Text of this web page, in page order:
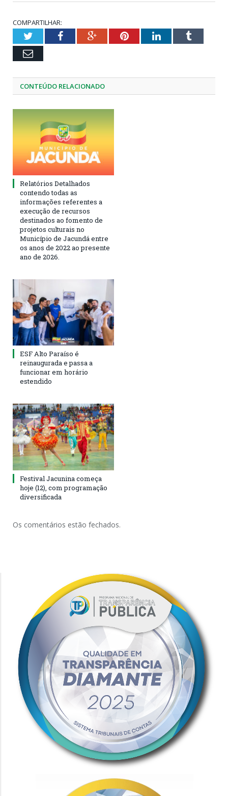
COMPARTILHAR:
TwitterFacebookGoogle+PinterestLinkedInTumblr
Email
CONTEÚDO RELACIONADO
Relatórios Detalhados
contendo todas as
informações referentes a
execução de recursos
destinados ao fomento de
projetos culturais no
Município de Jacundá entre
os anos de 2022 ao presente
ano de 2026.
ESF Alto Paraíso é
reinaugurada e passa a
funcionar em horário
estendido
Festival Jacunina começa
hoje (12), com programação
diversificada
Os comentários estão fechados.